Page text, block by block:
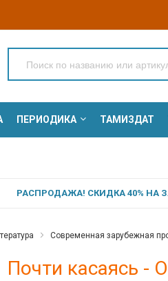
ПЕРИОДИКА ТАМИЗДАТ
РАСПРОДАЖА! СКИДКА 40% НА
Современная зарубежная
Почти касаясь -